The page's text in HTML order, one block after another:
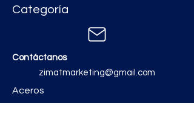
Categoría
Contáctanos
zimatmarketing@gmail.com
Aceros